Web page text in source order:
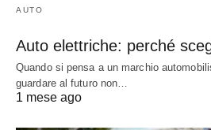
AUTO
Auto elettriche: perché
Quando si pensa a un marchio
guardare al futuro non…
1 mese ago